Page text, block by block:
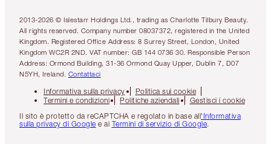
2013-2026 © Islestarr Holdings Ltd., trading as Charlotte Tilbury Beauty.
All rights reserved. Company number 08037372, registered in the United
Kingdom. Registered Office Address: 8 Surrey Street, London, United
Kingdom WC2R 2ND. VAT number: GB 144 0736 30. Responsible Person
Address: Ormond Building, 31-36 Ormond Quay Upper, Dublin 7, D07
N5YH, Ireland. Contattaci
Informativa sulla privacy
Politica sui cookie
Termini e condizioni
Politiche aziendali
Gestisci i cookie
Il sito è protetto da reCAPTCHA e regolato in base all'Informativa
sulla privacy di Google e ai Termini di servizio di Google.